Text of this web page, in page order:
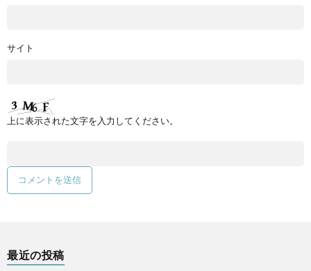
サイト
上に表示された文字を入力してください。
最近の投稿